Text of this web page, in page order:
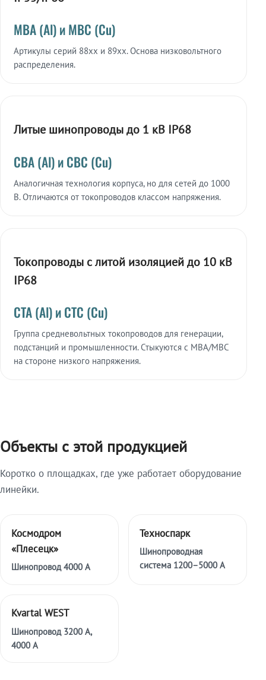
МВА (Al) и МВС (Cu)
Артикулы серий 88xx и 89xx. Основа низковольтного
распределения.
Литые шинопроводы до 1 кВ IP68
СВА (Al) и СВС (Cu)
Аналогичная технология корпуса, но для сетей до 1000
В. Отличаются от токопроводов классом напряжения.
Токопроводы с литой изоляцией до 10 кВ
IP68
СТА (Al) и СТС (Cu)
Группа средневольтных токопроводов для генерации,
подстанций и промышленности. Стыкуются с МВА/МВС
на стороне низкого напряжения.
Объекты с этой продукцией
Коротко о площадках, где уже работает оборудование
линейки.
Космодром
«Плесецк»
Шинопровод 4000 А
Техноспарк
Шинопроводная
система 1200–5000 А
Kvartal WEST
Шинопровод 3200 А,
4000 А